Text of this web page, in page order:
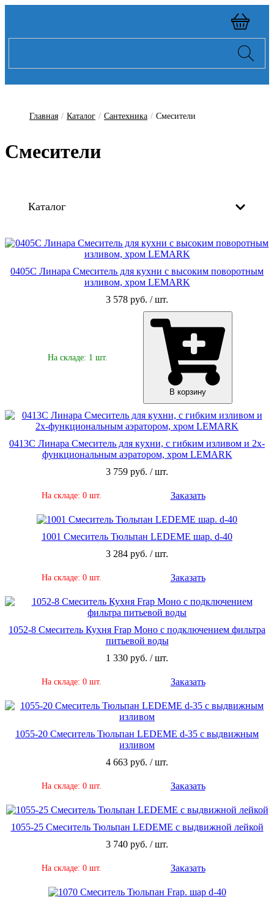
Главная / Каталог / Сантехника / Смесители
Смесители
Каталог
0405C Линара Смеситель для кухни с высоким поворотным
изливом, хром LEMARK
3 578 руб. / шт.
На складе: 1 шт.
В корзину
0413C Линара Смеситель для кухни, с гибким изливом и 2х-
функциональным аэратором, хром LEMARK
3 759 руб. / шт.
На складе: 0 шт. Заказать
1001 Смеситель Тюльпан LEDEME шар. d-40
3 284 руб. / шт.
На складе: 0 шт. Заказать
1052-8 Смеситель Кухня Frap Моно с подключением фильтра
питьевой воды
1 330 руб. / шт.
На складе: 0 шт. Заказать
1055-20 Смеситель Тюльпан LEDEME d-35 с выдвижным
изливом
4 663 руб. / шт.
На складе: 0 шт. Заказать
1055-25 Смеситель Тюльпан LEDEME с выдвижной лейкой
3 740 руб. / шт.
На складе: 0 шт. Заказать